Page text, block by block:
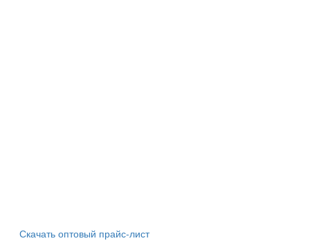
Скачать оптовый прайс-лист